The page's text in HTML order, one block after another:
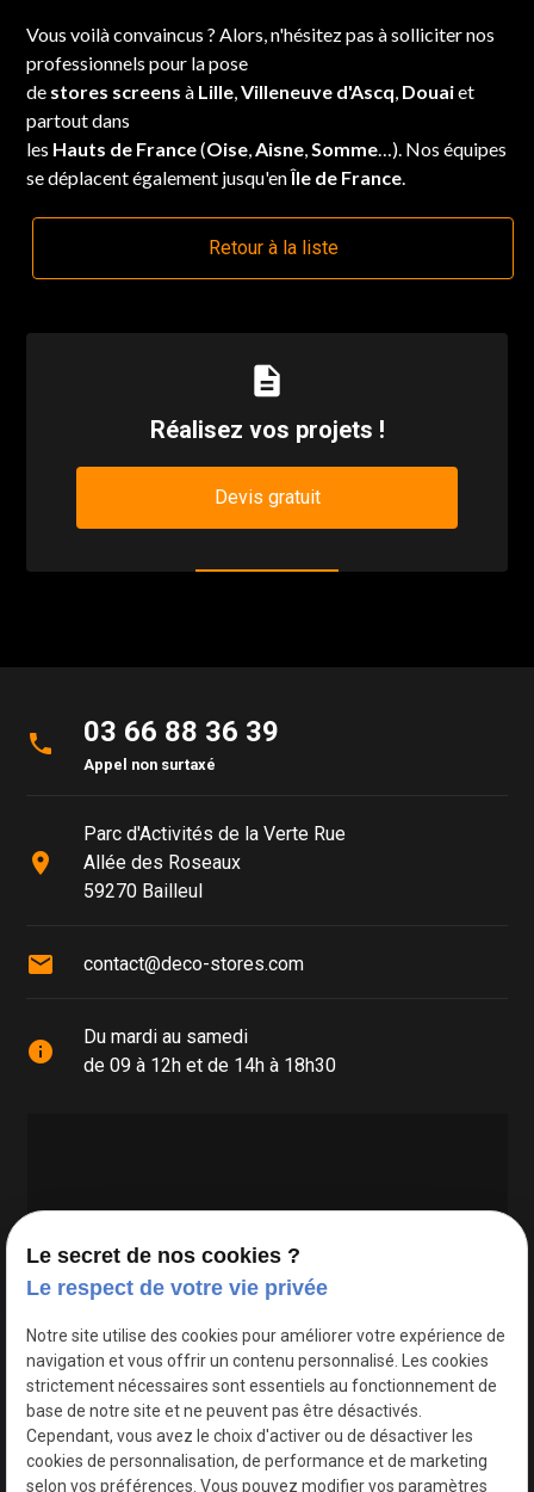
Vous voilà convaincus ? Alors, n'hésitez pas à solliciter nos
professionnels pour la pose
de stores screens à Lille,Villeneuve d'Ascq, Douaiet
partout dans
les Hauts de France(Oise,Aisne,Somme…). Nos équipes
se déplacent également jusqu'enÎle de France.
Retour à la liste
description
Réalisez vos projets !
Devis gratuit
phone 03 66 88 36 39
Appel non surtaxé
place
Parc d'Activités de la Verte Rue
Allée des Roseaux
59270 Bailleul
mail contact@deco-stores.com
info
Du mardi au samedi
de 09 à 12h et de 14h à 18h30
Google Maps Search API est désactivé.
Le secret de nos cookies ?
Le respect de votre vie privée
Notre site utilise des cookies pour améliorer votre expérience de
navigation et vous offrir un contenu personnalisé. Les cookies
strictement nécessaires sont essentiels au fonctionnement de
base de notre site et ne peuvent pas être désactivés.
Cependant, vous avez le choix d'activer ou de désactiver les
cookies de personnalisation, de performance et de marketing
selon vos préférences. Vous pouvez modifier vos paramètres